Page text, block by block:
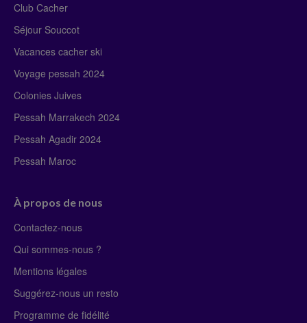
Club Cacher
Séjour Souccot
Vacances cacher ski
Voyage pessah 2024
Colonies Juives
Pessah Marrakech 2024
Pessah Agadir 2024
Pessah Maroc
À propos de nous
Contactez-nous
Qui sommes-nous ?
Mentions légales
Suggérez-nous un resto
Programme de fidélité